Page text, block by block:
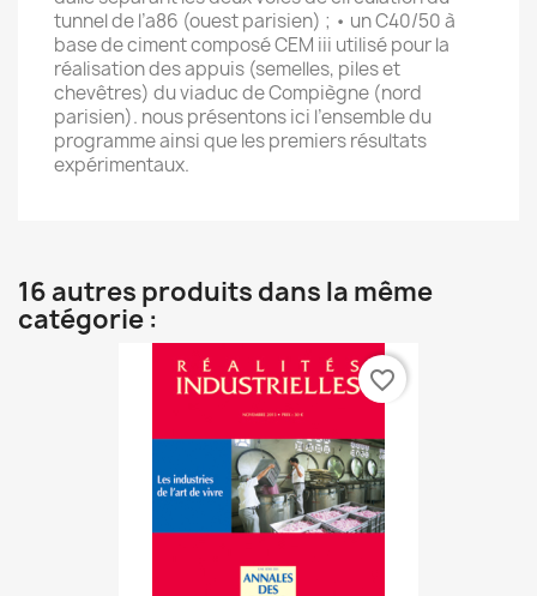
tunnel de l’a86 (ouest parisien) ; • un C40/50 à
base de ciment composé CEM iii utilisé pour la
réalisation des appuis (semelles, piles et
chevêtres) du viaduc de Compiègne (nord
parisien). nous présentons ici l’ensemble du
programme ainsi que les premiers résultats
expérimentaux.
16 autres produits dans la même
catégorie :
favorite_border